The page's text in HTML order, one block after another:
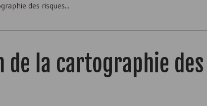
des risques...
de la cartographie des